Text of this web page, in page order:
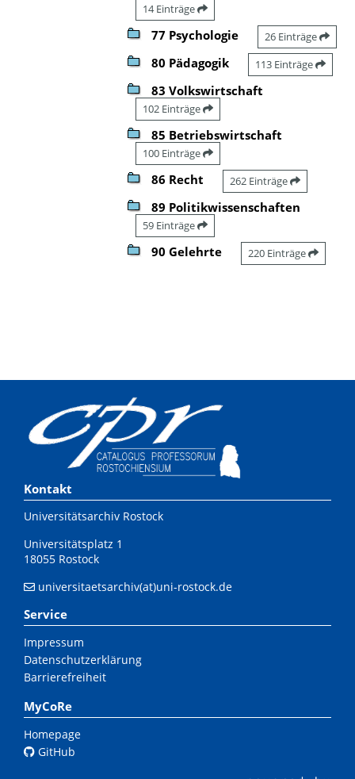
14 Einträge
77 Psychologie 26 Einträge
80 Pädagogik 113 Einträge
83 Volkswirtschaft
102 Einträge
85 Betriebswirtschaft
100 Einträge
86 Recht 262 Einträge
89 Politikwissenschaften
59 Einträge
90 Gelehrte 220 Einträge
Kontakt
Universitätsarchiv Rostock
Universitätsplatz 1
18055 Rostock
universitaetsarchiv(at)uni-rostock.de
Service
Impressum
Datenschutzerklärung
Barrierefreiheit
MyCoRe
Homepage
GitHub